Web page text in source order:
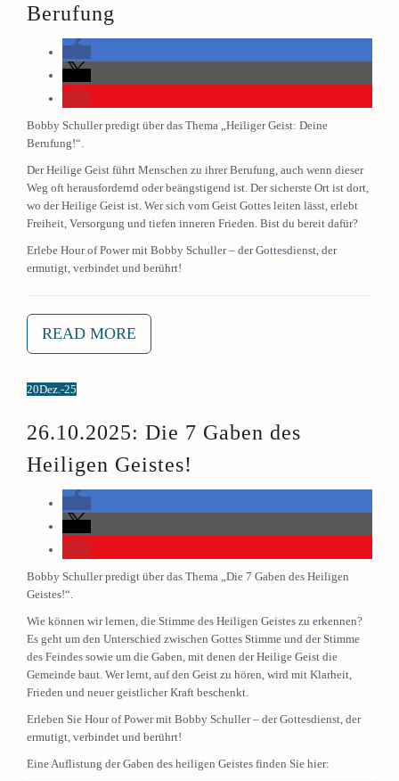
Berufung
Bobby Schuller predigt über das Thema „Heiliger Geist: Deine
Berufung!“.
Der Heilige Geist führt Menschen zu ihrer Berufung, auch wenn dieser
Weg oft herausfordernd oder beängstigend ist. Der sicherste Ort ist dort,
wo der Heilige Geist ist. Wer sich vom Geist Gottes leiten lässt, erlebt
Freiheit, Versorgung und tiefen inneren Frieden. Bist du bereit dafür?
Erlebe Hour of Power mit Bobby Schuller – der Gottesdienst, der
ermutigt, verbindet und berührt!
READ MORE
20Dez.-25
26.10.2025: Die 7 Gaben des
Heiligen Geistes!
Bobby Schuller predigt über das Thema „Die 7 Gaben des Heiligen
Geistes!“.
Wie können wir lernen, die Stimme des Heiligen Geistes zu erkennen?
Es geht um den Unterschied zwischen Gottes Stimme und der Stimme
des Feindes sowie um die Gaben, mit denen der Heilige Geist die
Gemeinde baut. Wer lernt, auf den Geist zu hören, wird mit Klarheit,
Frieden und neuer geistlicher Kraft beschenkt.
Erleben Sie Hour of Power mit Bobby Schuller – der Gottesdienst, der
ermutigt, verbindet und berührt!
Eine Auflistung der Gaben des heiligen Geistes finden Sie hier: